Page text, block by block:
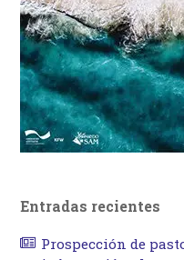
Entradas recientes
Prospección de